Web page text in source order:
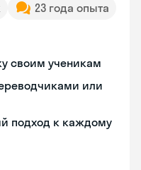
23 года опыта
своим ученикам
или
подход к каждому